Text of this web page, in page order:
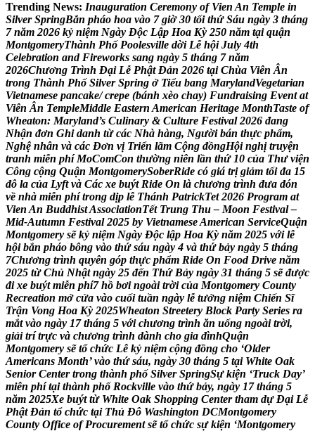
Trending News: Inauguration Ceremony of Vien An Temple in
Silver SpringBắn pháo hoa vào 7 giờ 30 tối thứ Sáu ngày 3 tháng
7 năm 2026 kỷ niệm Ngày Độc Lập Hoa Kỳ 250 năm tại quận
MontgomeryThành Phố Poolesville dời Lễ hội July 4th
Celebration and Fireworks sang ngày 5 tháng 7 năm
2026Chương Trình Đại Lễ Phật Đản 2026 tại Chùa Viên Ân
trong Thành Phố Silver Spring ở Tiểu bang MarylandVegetarian
Vietnamese pancake/ crepe (bánh xèo chay) Fundraising Event at
Viên Ân TempleMiddle Eastern American Heritage MonthTaste of
Wheaton: Maryland’s Culinary & Culture Festival 2026 đang
Nhận đơn Ghi danh từ các Nhà hàng, Người bán thực phẩm,
Nghệ nhân và các Đơn vị Triển lãm Cộng đồngHội nghị truyện
tranh miễn phí MoComCon thường niên lần thứ 10 của Thư viện
Công cộng Quận MontgomerySoberRide có giá trị giảm tối đa 15
đô la của Lyft và Các xe buýt Ride On là chương trình đưa đón
về nhà miễn phí trong dịp lễ Thánh PatrickTet 2026 Program at
Vien An BuddhistAssociationTết Trung Thu – Moon Festival –
Mid-Autumn Festival 2025 by VietnameseAmerican ServiceQuận
Montgomery sẽ kỷ niệm Ngày Độc lập Hoa Kỳ năm 2025 với lễ
hội bắn pháo bông vào thứ sáu ngày 4 và thứ bảy ngày 5 tháng
7Chương trình quyên góp thực phẩm Ride On Food Drive năm
2025 từ Chủ Nhật ngày 25 đến Thứ Bảy ngày 31 tháng 5 sẽ được
đi xe buýt miễn phí7 hồ bơi ngoài trời của Montgomery County
Recreation mở cửa vào cuối tuần ngày lễ tưởng niệm Chiến Sĩ
Trận Vong Hoa Kỳ 2025Wheaton Streetery Block Party Series ra
mắt vào ngày 17 tháng 5 với chương trình ăn uống ngoài trời,
giải trí trực và chương trình dành cho gia đìnhQuận
Montgomery sẽ tổ chức Lễ kỷ niệm cộng đồng cho ‘Older
Americans Month’ vào thứ sáu, ngày 30 tháng 5 tại White Oak
Senior Center trong thành phố Silver SpringSự kiện ‘Truck Day’
miễn phí tại thành phố Rockville vào thứ bảy, ngày 17 tháng 5
năm 2025Xe buýt từ White Oak Shopping Center tham dự Đại Lễ
Phật Đản tổ chức tại Thủ Đô Washington DCMontgomery
County Office of Procurement sẽ tổ chức sự kiện ‘Montgomery